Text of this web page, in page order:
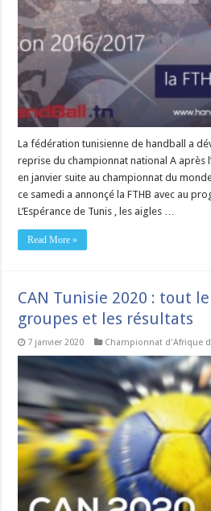
La fédération tunisienne de handball a
reprise du championnat national A après
en janvier suite au championnat du
ce samedi a annonçé la FTHB avec au
L’Espérance de Tunis , les aigles …
Read More »
CAN Tunisie 2020 : tout
groupes et les résultats
7 janvier 2020 Championnat d'Afrique